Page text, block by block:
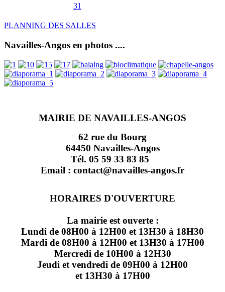
31
PLANNING DES SALLES
Navailles-Angos en photos ....
MAIRIE DE NAVAILLES-ANGOS
62 rue du Bourg
64450 Navailles-Angos
Tél. 05 59 33 83 85
Email : contact@navailles-angos.fr
HORAIRES D'OUVERTURE
La mairie est ouverte :
Lundi de 08H00 à 12H00 et 13H30 à 18H30
Mardi de 08H00 à 12H00 et 13H30 à 17H00
Mercredi de 10H00 à 12H30
Jeudi et vendredi de 09H00 à 12H00
et 13H30 à 17H00